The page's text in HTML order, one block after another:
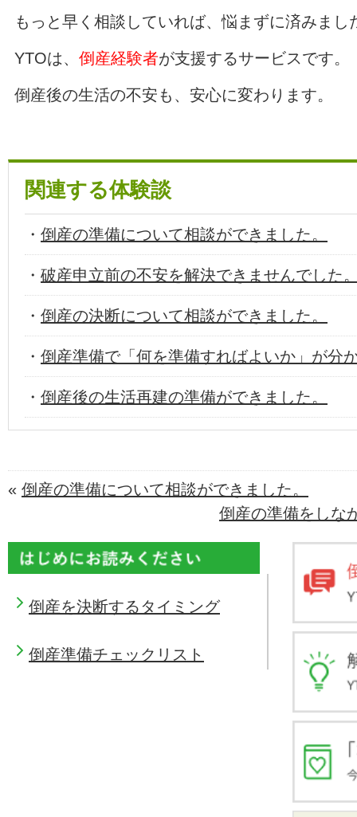
倒産を決断するタイミング
倒産準備チェックリスト
もっと早く相談していれば、悩まずに済みまし
YTOは、 倒産経験者が支援するサービスです。
倒産後の生活の不安も、安心に変わります。
関連する体験談
・ 倒産の準備について相談ができました。
・ 破産申立前の不安を解決できませんでした
・ 倒産の決断について相談ができました。
・ 倒産準備で「何を準備すればよいか」が分
・ 倒産後の生活再建の準備ができました。
« 倒産の準備について相談ができました。
倒産の準備をしな